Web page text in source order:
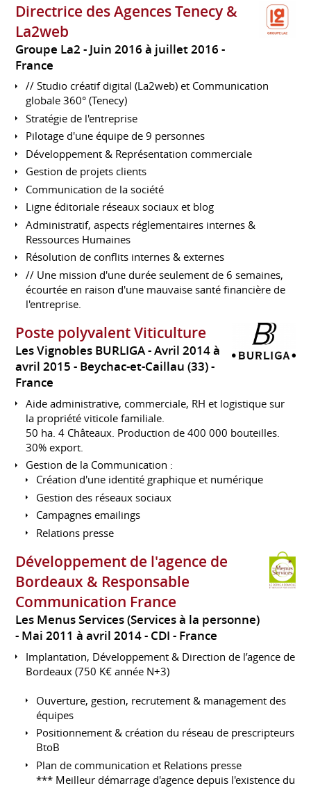
Directrice des Agences Tenecy &
La2web
Groupe La2
Juin 2016 à juillet 2016
France
// Studio créatif digital (La2web) et Communication
globale 360° (Tenecy)
Stratégie de l'entreprise
Pilotage d'une équipe de 9 personnes
Développement & Représentation commerciale
Gestion de projets clients
Communication de la société
Ligne éditoriale réseaux sociaux et blog
Administratif, aspects réglementaires internes &
Ressources Humaines
Résolution de conflits internes & externes
// Une mission d'une durée seulement de 6 semaines,
écourtée en raison d'une mauvaise santé financière de
l'entreprise.
Poste polyvalent Viticulture
Les Vignobles BURLIGA
Avril 2014 à
avril 2015 Beychac-et-Caillau (33)
France
Aide administrative, commerciale, RH et logistique sur
la propriété viticole familiale.
50 ha. 4 Châteaux. Production de 400 000 bouteilles.
30% export.
Gestion de la Communication :
Création d'une identité graphique et numérique
Gestion des réseaux sociaux
Campagnes emailings
Relations presse
Développement de l'agence de
Bordeaux & Responsable
Communication France
Les Menus Services (Services à la personne)
Mai 2011 à avril 2014 CDI France
Implantation, Développement & Direction de l’agence de
Bordeaux (750 K€ année N+3)
Ouverture, gestion, recrutement & management des
équipes
Positionnement & création du réseau de prescripteurs
BtoB
Plan de communication et Relations presse
*** Meilleur démarrage d'agence depuis l'existence du